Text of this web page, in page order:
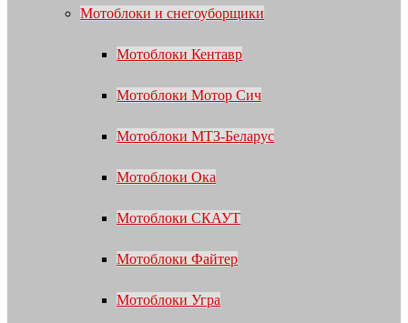
Мотоблоки и снегоуборщики
Мотоблоки Кентавр
Мотоблоки Мотор Сич
Мотоблоки МТЗ-Беларус
Мотоблоки Ока
Мотоблоки СКАУТ
Мотоблоки Файтер
Мотоблоки Угра